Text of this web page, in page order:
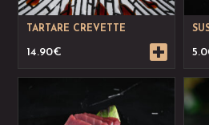
TARTARE CREVETTE
14.90€